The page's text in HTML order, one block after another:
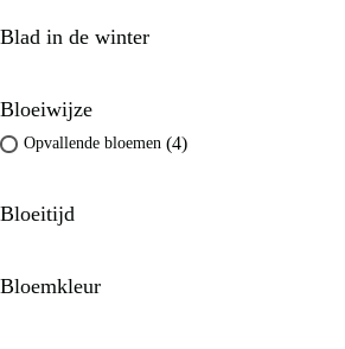
Blad in de winter
Bloeiwijze
Opvallende bloemen (4)
Bloeitijd
Bloemkleur